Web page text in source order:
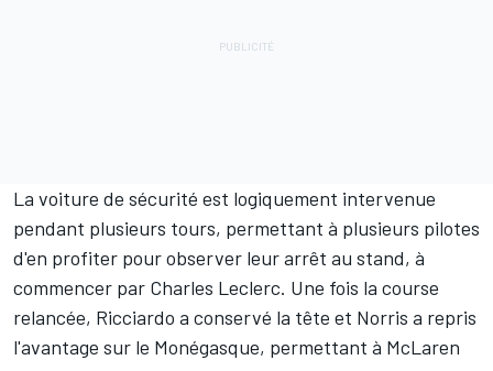
La voiture de sécurité est logiquement intervenue
pendant plusieurs tours, permettant à plusieurs pilotes
d'en profiter pour observer leur arrêt au stand, à
commencer par Charles Leclerc. Une fois la course
relancée, Ricciardo a conservé la tête et Norris a repris
l'avantage sur le Monégasque, permettant à McLaren